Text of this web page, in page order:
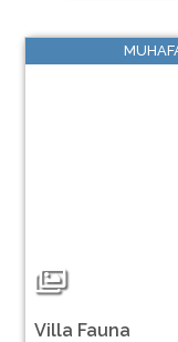
Villa Fauna